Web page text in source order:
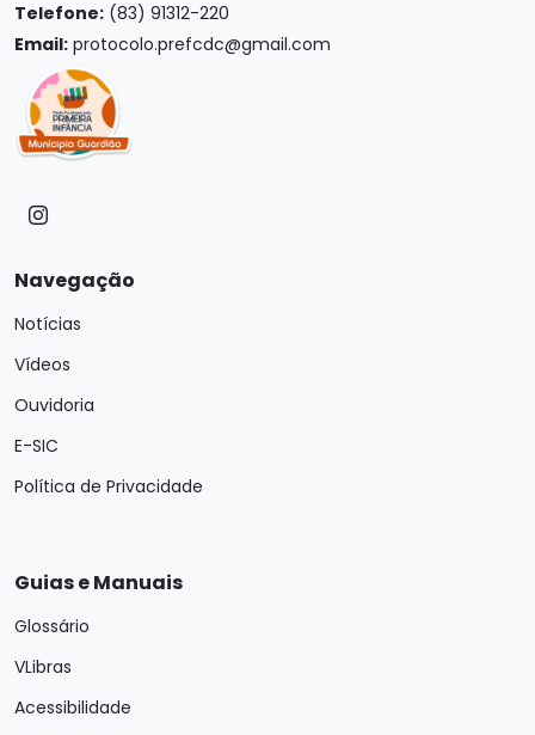
Telefone: (83) 91312-220
Email: protocolo.prefcdc@gmail.com
Navegação
Notícias
Vídeos
Ouvidoria
E-SIC
Política de Privacidade
Guias e Manuais
Glossário
VLibras
Acessibilidade